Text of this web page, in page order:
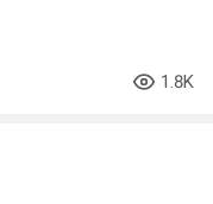
1.8K